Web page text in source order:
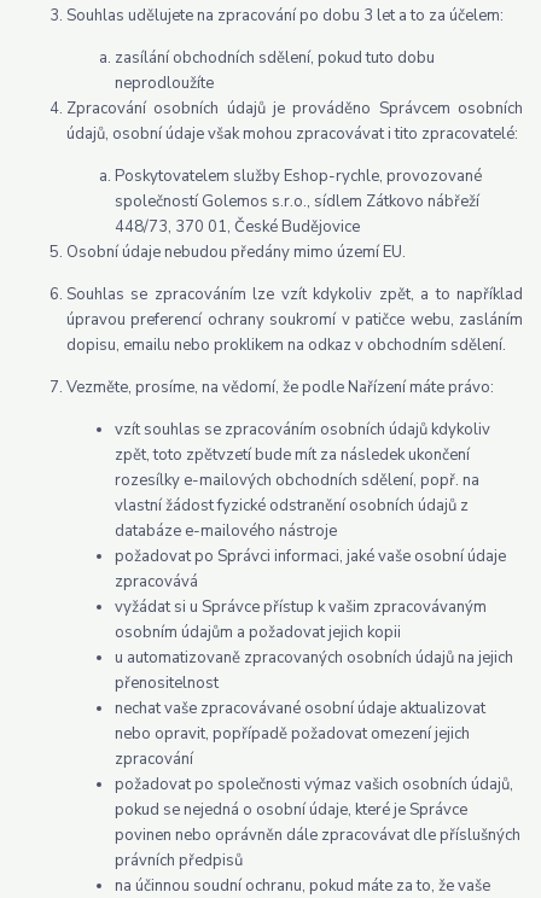
Souhlas udělujete na zpracování po dobu 3 let a to za účelem:
zasílání obchodních sdělení, pokud tuto dobu
neprodloužíte
Zpracování osobních údajů je prováděno Správcem osobních
údajů, osobní údaje však mohou zpracovávat i tito zpracovatelé:
Poskytovatelem služby Eshop-rychle, provozované
společností Golemos s.r.o., sídlem Zátkovo nábřeží
448/73, 370 01, České Budějovice
Osobní údaje nebudou předány mimo území EU.
Souhlas se zpracováním lze vzít kdykoliv zpět, a to například
úpravou preferencí ochrany soukromí v patičce webu, zasláním
dopisu, emailu nebo proklikem na odkaz v obchodním sdělení.
Vezměte, prosíme, na vědomí, že podle Nařízení máte právo:
vzít souhlas se zpracováním osobních údajů kdykoliv
zpět, toto zpětvzetí bude mít za následek ukončení
rozesílky e-mailových obchodních sdělení, popř. na
vlastní žádost fyzické odstranění osobních údajů z
databáze e-mailového nástroje
požadovat po Správci informaci, jaké vaše osobní údaje
zpracovává
vyžádat si u Správce přístup k vašim zpracovávaným
osobním údajům a požadovat jejich kopii
u automatizovaně zpracovaných osobních údajů na jejich
přenositelnost
nechat vaše zpracovávané osobní údaje aktualizovat
nebo opravit, popřípadě požadovat omezení jejich
zpracování
požadovat po společnosti výmaz vašich osobních údajů,
pokud se nejedná o osobní údaje, které je Správce
povinen nebo oprávněn dále zpracovávat dle příslušných
právních předpisů
na účinnou soudní ochranu, pokud máte za to, že vaše